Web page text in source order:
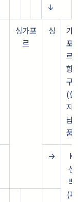
↓
싱가포
르
싱
가
포
르
항
구
(현
지
납
품)
→
K
선
박
(파